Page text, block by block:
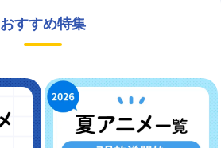
おすすめ特集